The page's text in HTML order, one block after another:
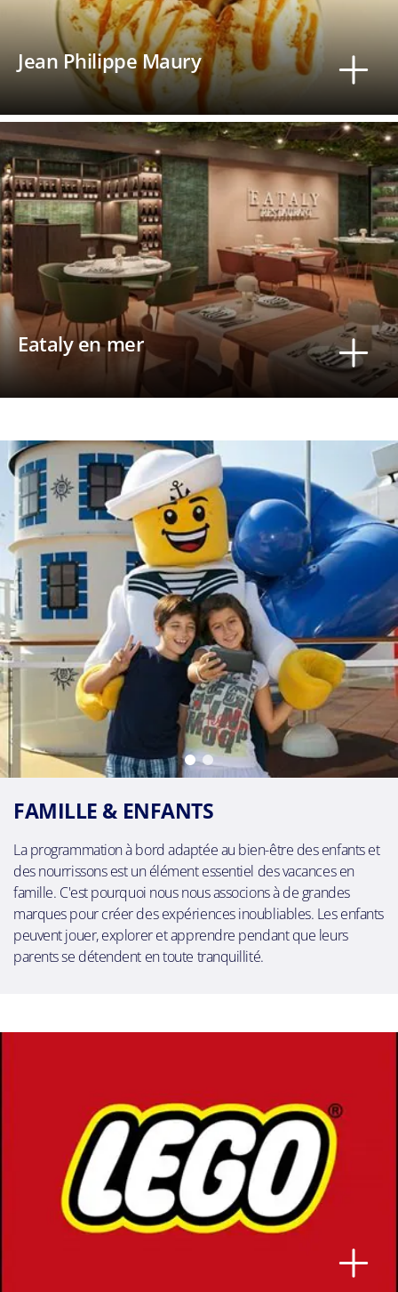
Jean Philippe Maury
Eataly en mer
FAMILLE & ENFANTS
La programmation à bord adaptée au bien-être des enfants et
des nourrissons est un élément essentiel des vacances en
famille. C'est pourquoi nous nous associons à de grandes
marques pour créer des expériences inoubliables. Les enfants
peuvent jouer, explorer et apprendre pendant que leurs
parents se détendent en toute tranquillité.